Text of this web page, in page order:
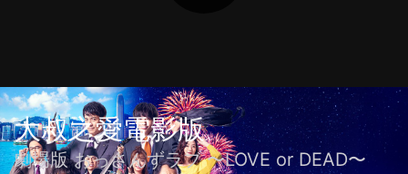
大叔之愛電影版
劇場版 おっさんずラブ 〜LOVE or DEAD〜